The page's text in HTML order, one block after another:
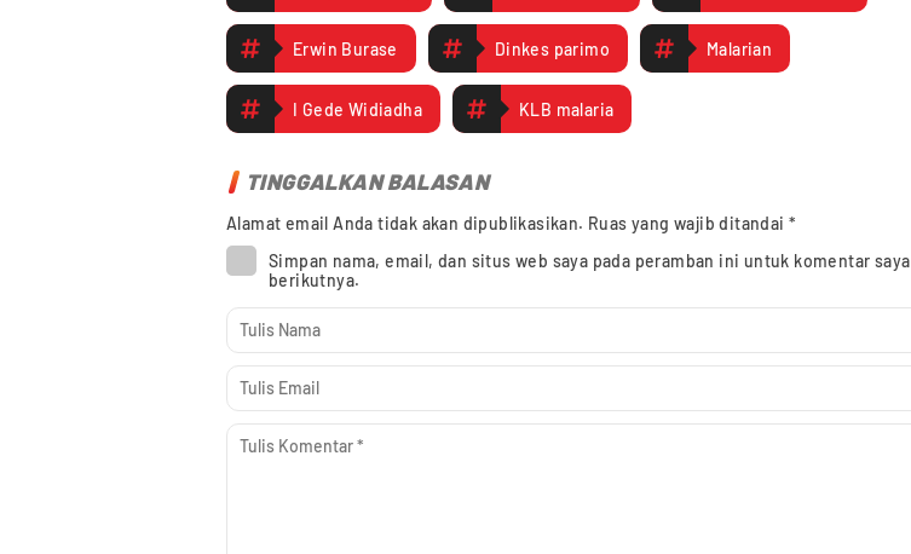
Erwin Burase Dinkes parimo Malarian
I Gede Widiadha KLB malaria
TINGGALKAN BALASAN
Alamat email Anda tidak akan dipublikasikan. Ruas yang wajib ditandai*
Simpan nama, email, dan situs web saya pada peramban ini untuk komentar saya
berikutnya.